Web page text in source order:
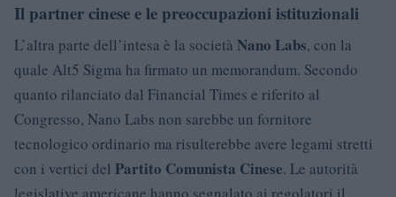
Il partner cinese e le preoccupazioni istituzionali
L’altra parte dell’intesa è la società Nano Labs, con la
quale Alt5 Sigma ha firmato un memorandum. Secondo
quanto rilanciato dal Financial Times e riferito al
Congresso, Nano Labs non sarebbe un fornitore
tecnologico ordinario ma risulterebbe avere legami stretti
con i vertici del Partito Comunista Cinese. Le autorità